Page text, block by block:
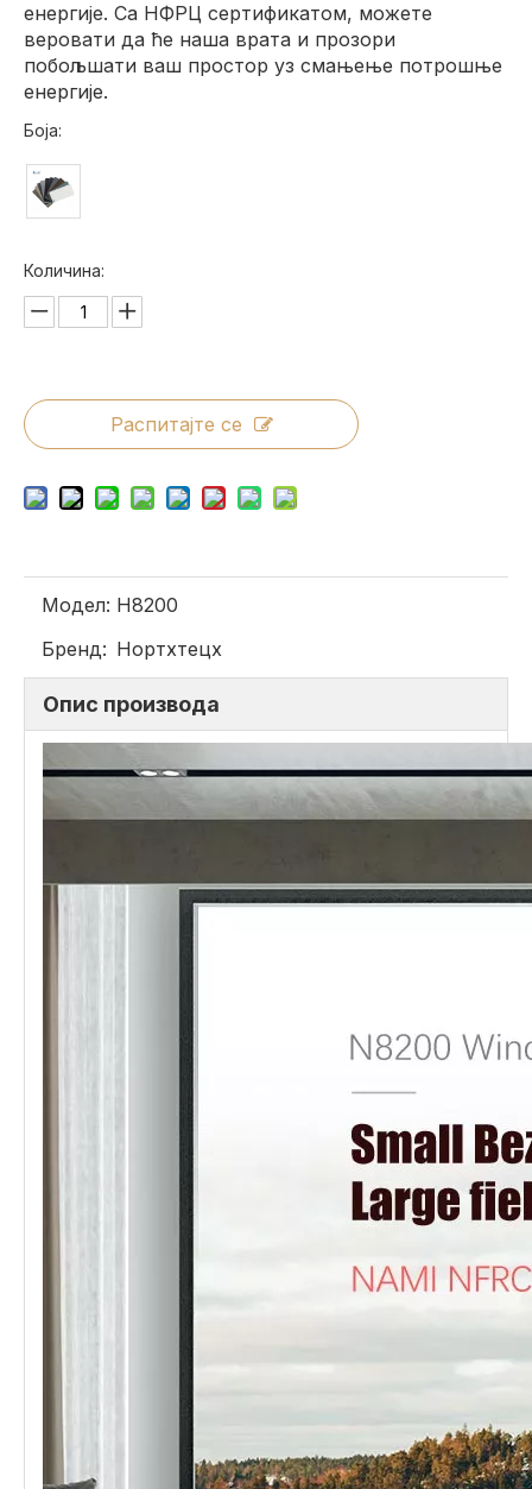
енергије. Са НФРЦ сертификатом, можете
веровати да ће наша врата и прозори
побољшати ваш простор уз смањење потрошње
енергије.
Боја:
Количина:
Распитајте се
Модел: Н8200
Бренд: Нортхтецх
Опис производа